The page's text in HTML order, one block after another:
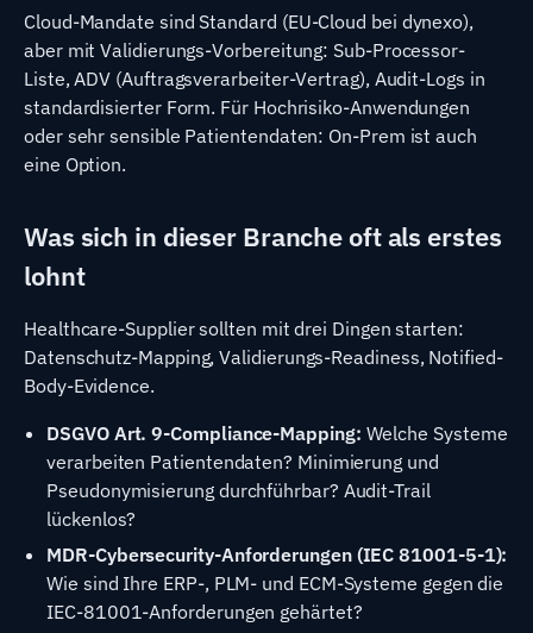
Cloud-Mandate sind Standard (EU-Cloud bei dynexo),
aber mit Validierungs-Vorbereitung: Sub-Processor-
Liste, ADV (Auftragsverarbeiter-Vertrag), Audit-Logs in
standardisierter Form. Für Hochrisiko-Anwendungen
oder sehr sensible Patientendaten: On-Prem ist auch
eine Option.
Was sich in dieser Branche oft als erstes
lohnt
Healthcare-Supplier sollten mit drei Dingen starten:
Datenschutz-Mapping, Validierungs-Readiness, Notified-
Body-Evidence.
DSGVO Art. 9-Compliance-Mapping: Welche Systeme
verarbeiten Patientendaten? Minimierung und
Pseudonymisierung durchführbar? Audit-Trail
lückenlos?
MDR-Cybersecurity-Anforderungen (IEC 81001-5-1):
Wie sind Ihre ERP-, PLM- und ECM-Systeme gegen die
IEC-81001-Anforderungen gehärtet?